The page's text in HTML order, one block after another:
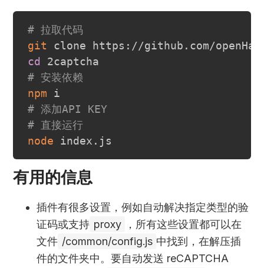
# 拉取代码
git
cd
# 安装依赖
npm
# 添加API KEY
# 直接运行
node
有用的信息
插件有很多设置，例如自动解决指定类型的验
证码或支持 proxy
，所有这些设置都可以在
文件 /common/config.js 中找到，在解压插
件的文件夹中。要自动发送 reCAPTCHA